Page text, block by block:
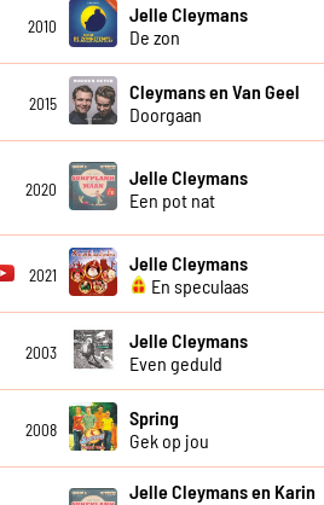
2010
Jelle Cleymans
De zon
2015
Cleymans en Van Geel
Doorgaan
2020
Jelle Cleymans
Een pot nat
2021
Jelle Cleymans
En speculaas
2003
Jelle Cleymans
Even geduld
2008
Spring
Gek op jou
Jelle Cleymans en Karin